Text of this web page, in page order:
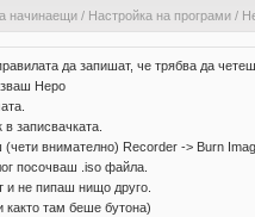
начинаещи/ Настройка на програми/
да запишат, че трябва да
Неро
записвачката.
внимателно) Recorder -> Burn
посочваш .iso файла.
и не пипаш нищо друго.
там беше бутона)